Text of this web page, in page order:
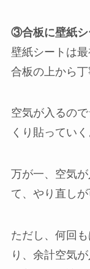
③合板に壁紙シ
壁紙シートは最
合板の上から丁
空気が入るの
くり貼ってい
万が一、空気
て、やり直しが
ただし、何回
り、余計空気